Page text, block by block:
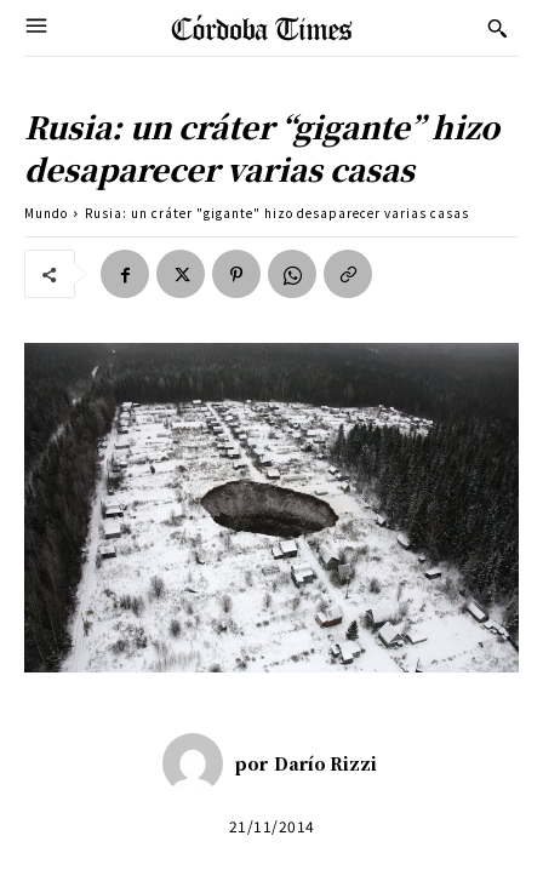
Rusia: un cráter “gigante” hizo
desaparecer varias casas
Mundo Rusia: un cráter "gigante" hizo desaparecer varias casas
por Darío Rizzi
21/11/2014